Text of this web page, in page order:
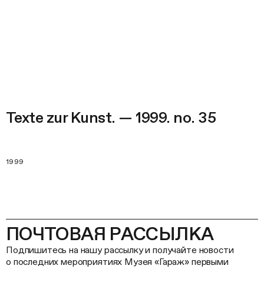
Texte zur Kunst. — 1999. no. 35
1999
ПОЧТОВАЯ РАССЫЛКА
Подпишитесь на нашу рассылку и получайте новости
о последних мероприятиях Музея «Гараж» первыми